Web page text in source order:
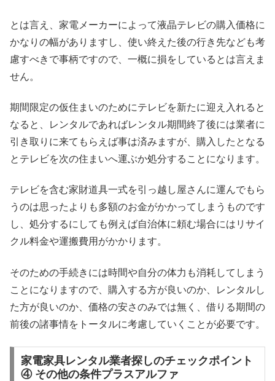
とは言え、家電メーカーによって液晶テレビの購入価格に
かなりの幅がありますし、使い終えた後の行き先なども考
慮すべきで事柄ですので、一概に損をしているとは言えま
せん。
期間限定の仮住まいのためにテレビを新たに迎え入れると
なると、レンタルであればレンタル期間終了後には業者に
引き取りに来てもらえば事は済みますが、購入したとなる
とテレビを次の住まいへ運ぶか処分することになります。
テレビを含む家財道具一式を引っ越し屋さんに運んでもら
うのは思ったよりも多額のお金がかかってしまうものです
し、処分するにしても例えば自治体に頼む場合にはリサイ
クル料金や運搬費用がかかります。
そのための手続きには時間や自分の体力も消耗してしまう
ことになりますので、購入する方が良いのか、レンタルし
た方が良いのか、価格の安さのみでは無く、借りる期間の
前後の諸事情をトータルに考慮していくことが必要です。
家電家具レンタル業者探しのチェックポイント
④ その他の条件プラスアルファ